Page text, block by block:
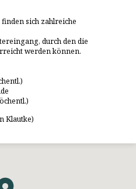
finden sich zahlreiche
durch den die
werden können.
Klautke)